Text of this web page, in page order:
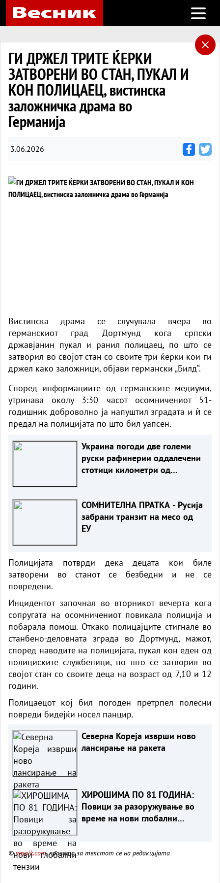
Open
ГИ ДРЖЕЛ ТРИТЕ ЌЕРКИ
ЗАТВОРЕНИ ВО СТАН, ПУКАЛ И
КОН ПОЛИЦАЕЦ, вистинска
заложничка драма во
Германија
3.06.2026
Вистинска драма се случувала вчера во
германскиот град Дортмунд кога српски
државјанин пукал и ранил полицаец, по што се
затворил во својот стан со своите три ќерки кои ги
држел како заложници, објави германски „Билд“.
Според информациите од германските медиуми,
утринава околу 3:30 часот осомничениот 51-
годишник доброволно ја напуштил зградата и ѝ се
предал на полицијата по што бил уапсен.
Украина погоди две големи
руски рафинерии оддалечени
стотици километри од
СОМНИТЕЛНА ПРАТКА - Русија
забрани транзит на месо од
ЕУ
Полицијата потврди дека децата кои биле
затворени во станот се безбедни и не се
повредени.
Инцидентот започнал во вторникот вечерта кога
сопругата на осомничениот повикала полиција и
побарала помош. Откако полицајците стигнале во
станбено-деловната зграда во Дортмунд, мажот,
според наводите на полицијата, пукал кон еден од
полициските службеници, по што се затворил во
својот стан со своите деца на возраст од 7,10 и 12
години.
Полицаецот кој бил погоден претрпел полесни
повреди бидејќи носел панцир.
Северна Кореја изврши ново
лансирање на ракета
ХИРОШИМА ПО 81 ГОДИНА:
Повици за разоружување во
време на нови глобални
©vesnik.com, правата за текстот се на редакцијата